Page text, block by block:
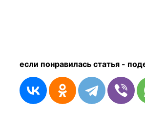
если понравилась статья - п